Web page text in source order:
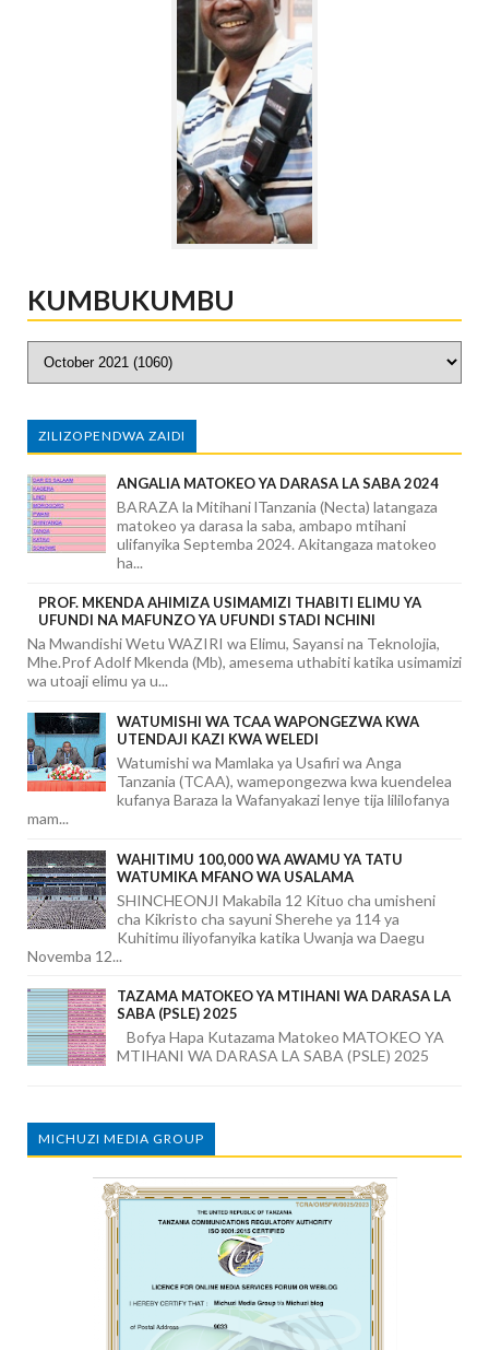
KUMBUKUMBU
ZILIZOPENDWA ZAIDI
ANGALIA MATOKEO YA DARASA LA SABA 2024
BARAZA la Mitihani lTanzania (Necta) latangaza
matokeo ya darasa la saba, ambapo mtihani
ulifanyika Septemba 2024. Akitangaza matokeo
ha...
PROF. MKENDA AHIMIZA USIMAMIZI THABITI ELIMU YA
UFUNDI NA MAFUNZO YA UFUNDI STADI NCHINI
Na Mwandishi Wetu WAZIRI wa Elimu, Sayansi na Teknolojia,
Mhe.Prof Adolf Mkenda (Mb), amesema uthabiti katika usimamizi
wa utoaji elimu ya u...
WATUMISHI WA TCAA WAPONGEZWA KWA
UTENDAJI KAZI KWA WELEDI
Watumishi wa Mamlaka ya Usafiri wa Anga
Tanzania (TCAA), wamepongezwa kwa kuendelea
kufanya Baraza la Wafanyakazi lenye tija lililofanya
mam...
WAHITIMU 100,000 WA AWAMU YA TATU
WATUMIKA MFANO WA USALAMA
SHINCHEONJI Makabila 12 Kituo cha umisheni
cha Kikristo cha sayuni Sherehe ya 114 ya
Kuhitimu iliyofanyika katika Uwanja wa Daegu
Novemba 12...
TAZAMA MATOKEO YA MTIHANI WA DARASA LA
SABA (PSLE) 2025
Bofya Hapa Kutazama Matokeo MATOKEO YA
MTIHANI WA DARASA LA SABA (PSLE) 2025
MICHUZI MEDIA GROUP